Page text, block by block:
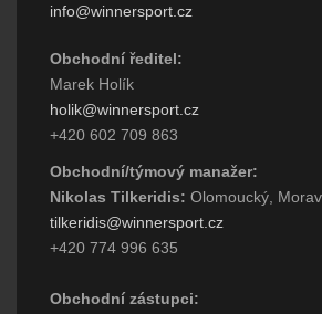
info@winnersport.cz
Obchodní ředitel:
Marek Holík
holik@winnersport.cz
+420 602 709 863
Obchodní/týmový manažer:
Nikolas Tilkeridis: Olomoucký,
tilkeridis@winnersport.cz
+420 774 996 635
Obchodní zástupci: